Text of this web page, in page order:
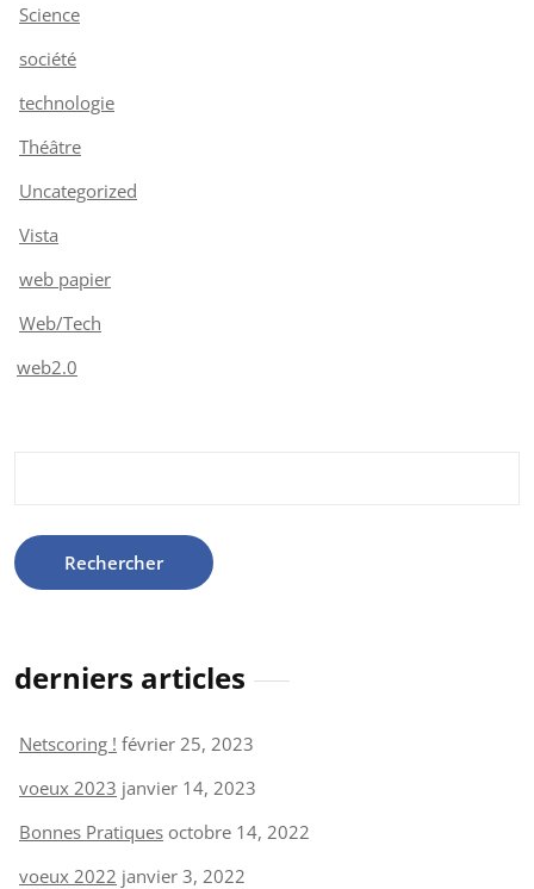
Science
société
technologie
Théâtre
Uncategorized
Vista
web papier
Web/Tech
web2.0
derniers articles
Netscoring ! février 25, 2023
voeux 2023 janvier 14, 2023
Bonnes Pratiques octobre 14, 2022
voeux 2022 janvier 3, 2022